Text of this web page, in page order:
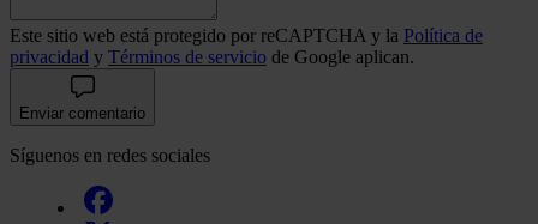
Este sitio web está protegido por reCAPTCHA y la Política de
privacidad y Términos de servicio de Google aplican.
Enviar comentario
Síguenos en redes sociales